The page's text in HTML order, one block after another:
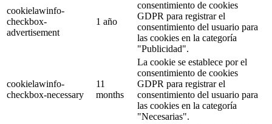
cookielawinfo-
checkbox-
advertisement
1 año
consentimiento de cookies
GDPR para registrar el
consentimiento del usuario para
las cookies en la categoría
"Publicidad".
cookielawinfo-
checkbox-necessary
11
months
La cookie se establece por el
consentimiento de cookies
GDPR para registrar el
consentimiento del usuario para
las cookies en la categoría
"Necesarias".